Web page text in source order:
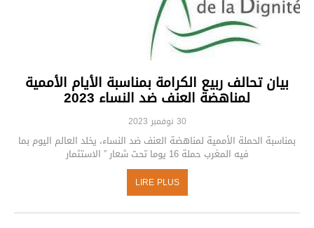
بيان تحالف ربيع الكرامة بمناسبة الأيام الأممية
لمناهضة العنف ضد النساء 2023
30 نوفمبر 2023
بمناسبة الحملة الأممية لمناهضة العنف ضد النساء، يخلد العالم اليوم بما
فيه المغرب حملة 16 يوما تحت شعار ” الاستثمار
LIRE PLUS